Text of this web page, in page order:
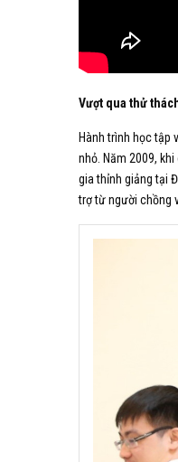
Vượt qua thử
Hành trình học tập
nhỏ. Năm 2009,
giathỉnh giảngtại
trợ từ người chồng